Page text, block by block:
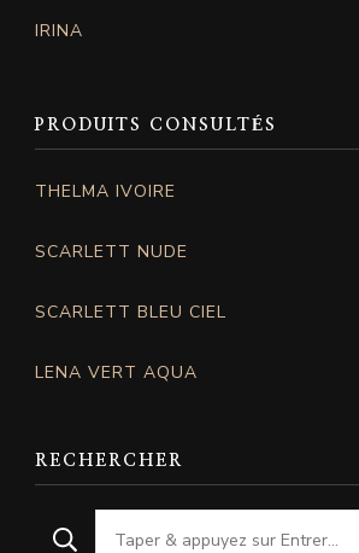
IRINA
PRODUITS CONSULTÉS
THELMA IVOIRE
SCARLETT NUDE
SCARLETT BLEU CIEL
LENA VERT AQUA
RECHERCHER